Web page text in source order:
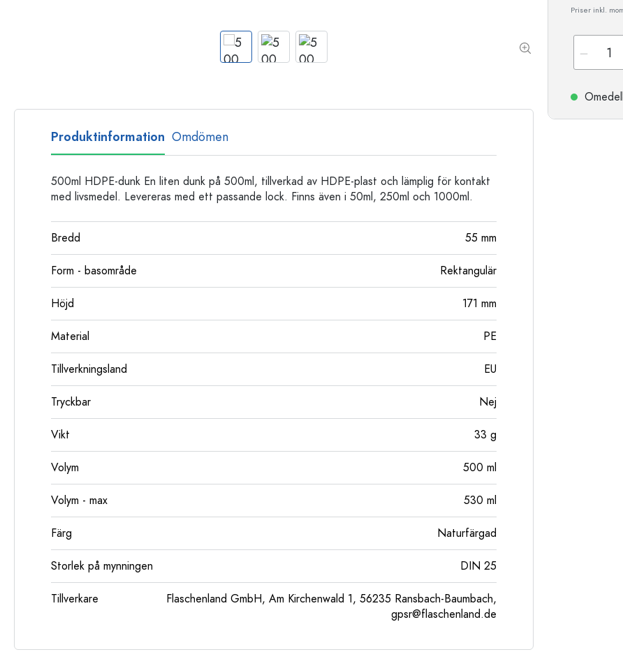
Priser inkl.
Produktinformation Omdömen
500ml HDPE-dunk En liten dunk på 500ml, tillverkad av HDPE-plast och lämplig för kontakt
med livsmedel. Levereras med ett passande lock. Finns även i 50ml, 250ml och 1000ml.
Bredd 55 mm
Form - basområde Rektangulär
Höjd 171 mm
Material PE
Tillverkningsland EU
Tryckbar Nej
Vikt 33 g
Volym 500 ml
Volym - max 530 ml
Färg Naturfärgad
Storlek på mynningen DIN 25
Tillverkare
Flaschenland GmbH, Am Kirchenwald 1, 56235 Ransbach-Baumbach,
gpsr@flaschenland.de